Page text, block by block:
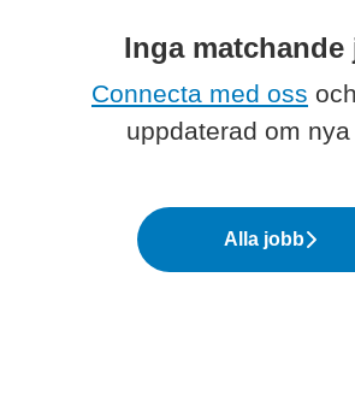
Inga matchande
Connecta med oss
uppdaterad om nya
Alla jobb